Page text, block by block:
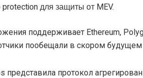
для защиты от MEV.
поддерживает Ethereum,
пообещали в скором будущем
представила протокол